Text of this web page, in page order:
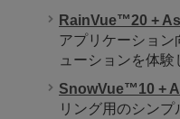
RainVue™20 +
アプリケーション
ューションを体験
SnowVue™10 +
リング用のシン